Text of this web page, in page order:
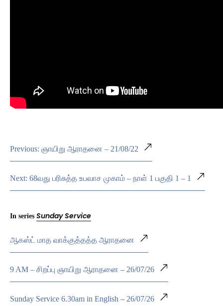
Previous: ஞாயிறு ஆராதனை – 21/08/22
Next: 68வது பரிசுத்த உபவாச முகாம் – நாள் 1 பகுதி 1 – 1
In series Sunday Service
ஆகஸ்ட் மாத வாக்குத்தத்த ஆராதனை
9 AM – சிறப்பு ஞாயிறு ஆராதனை – 26/07/26
Sunday Service 6.30am in English – 26/07/26